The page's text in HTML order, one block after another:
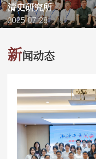
清史研究所
2025-07-28
新闻动态